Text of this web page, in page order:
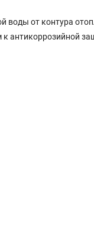
воды от контура
антикоррозийной